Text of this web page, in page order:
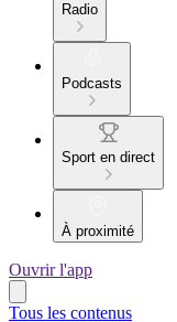
Radio
Podcasts
Sport en direct
À proximité
Ouvrir l'app
Tous les contenus